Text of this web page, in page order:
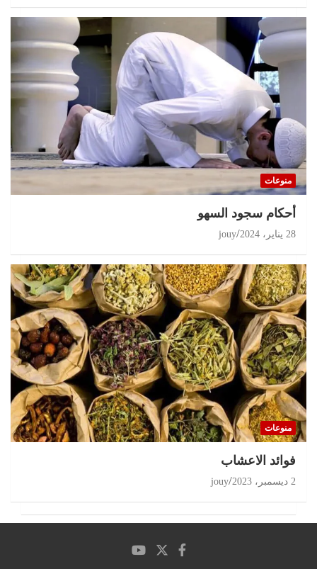
منوعات
أحكام سجود السهو
28 يناير، 2024 jouy
منوعات
‏فوائد الاعشاب
2 ديسمبر، 2023 jouy